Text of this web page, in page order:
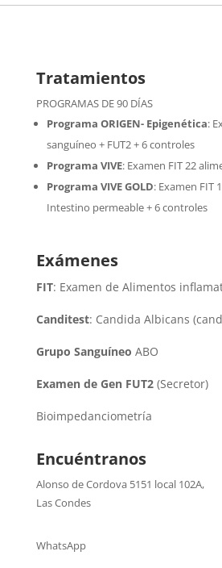
Tratamientos
PROGRAMAS DE 90 DÍAS
Programa ORIGEN- Epigenética:
sanguíneo + FUT2 + 6 controles
Programa VIVE: Examen FIT 22
Programa VIVE GOLD: Examen FIT
Intestino permeable + 6 controles
Exámenes
FIT: Examen de Alimentos
Canditest: Candida Albicans
Grupo Sanguíneo ABO
Examen de Gen FUT2(Secretor)
Bioimpedanciometría
Encuéntranos
Alonso de Cordova 5151 local 102A,
Las Condes
WhatsApp